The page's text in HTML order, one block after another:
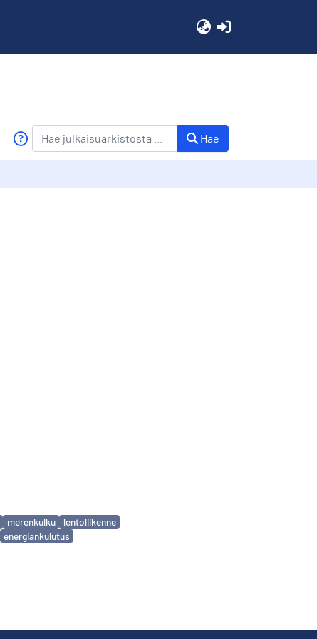
Hae
merenkulku
lentoliikenne
energiankulutus